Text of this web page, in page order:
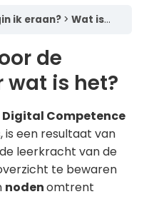
ik eraan? Wat is dat nu juist: Digitale Didactiek?
de
is het?
Digital Competence
is een resultaat van
leerkracht van de
te bewaren
nodenomtrent